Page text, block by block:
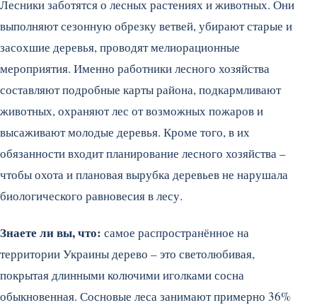
Лесники заботятся о лесных растениях и животных. Они
выполняют сезонную обрезку ветвей, убирают старые и
засохшие деревья, проводят мелиорационные
мероприятия. Именно работники лесного хозяйства
составляют подробные карты района, подкармливают
животных, охраняют лес от возможных пожаров и
высаживают молодые деревья. Кроме того, в их
обязанности входит планирование лесного хозяйства –
чтобы охота и плановая вырубка деревьев не нарушала
биологического равновесия в лесу.
Знаете ли вы, что: самое распространённое на
территории Украины дерево – это светолюбивая,
покрытая длинными колючими иголками сосна
обыкновенная. Сосновые леса занимают примерно 36%